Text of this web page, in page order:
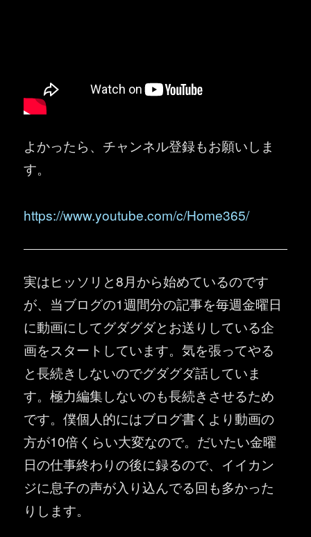
よかったら、チャンネル登録もお願いしま
す。
https://www.youtube.com/c/Home365/
実はヒッソリと8月から始めているのです
が、当ブログの1週間分の記事を毎週金曜日
に動画にしてグダグダとお送りしている企
画をスタートしています。気を張ってやる
と長続きしないのでグダグダ話していま
す。極力編集しないのも長続きさせるため
です。僕個人的にはブログ書くより動画の
方が10倍くらい大変なので。だいたい金曜
日の仕事終わりの後に録るので、イイカン
ジに息子の声が入り込んでる回も多かった
りします。